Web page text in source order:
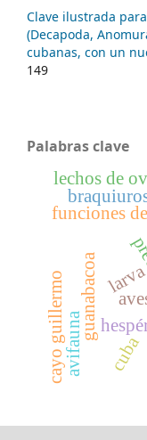
Clave ilustrada
(Decapoda,
cubanas, con un
149
Palabras clave
guanabacoa
funciones
cuba
avifauna
cayo guillermo
lechos de